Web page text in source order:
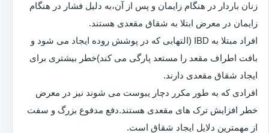
زنان باردار در هنگام زایمان و پس از آن،به دلیل فشار در هنگام
زایمان در معرض ابتلا به شقاق مقعدی هستند.
افراد مبتلا به IBD (التهابی که در پوشش روده ایجاد می شود و
بافت اطراف مقعد را مستعد پارگی می کند)خطر بیشتری برای
ایجاد شقاق مقعدی دارند.
افرادی که به طور مکرر دچار یبوست می شوند نیز در معرض
خطر افزایش ترک های مقعدی هستند.دفع مدفوع بزرگ و سفت
از مهمترین دلایل ایجاد شقاق است.